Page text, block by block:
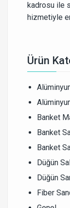
kadrosu ile
hizmetiyle
Ürün
Banket
Banket
Banket
Düğün
Düğün
Fiber